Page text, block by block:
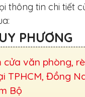
thông tin chi tiết
PHƯƠNG
cửa văn phòng,
TPHCM, Đồng
Bộ